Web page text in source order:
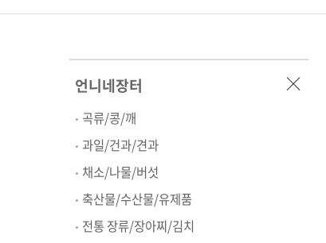
언니네장터
곡류/콩/깨
과일/건과/견과
채소/나물/버섯
축산물/수산물/유제품
전통 장류/장아찌/김치